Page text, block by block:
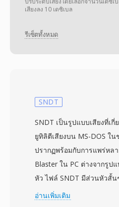
เสียงลง 10 เดซิเบล
รีเซ็ตทั้งหมด
SNDT
SNDT เป็นรูปแบบเสียงที่เกี่
ยูทิลิตีเสียงบน MS-DOS ใ
ปรากฏพร้อมกับการแพร่หล
Blaster ใน PC ต่างจากรูป
หัว ไฟล์ SNDT มีส่วนหัวสั้น
ตัวอย่างและความยาวข้อมู
อ่านเพิ่มเติม